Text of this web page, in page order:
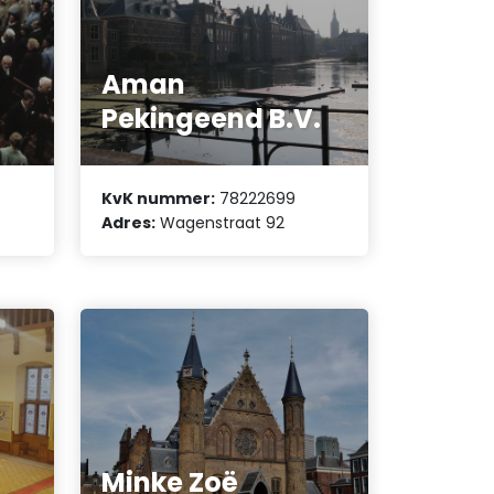
Aman
Pekingeend B.V.
KvK nummer: 78222699
Adres: Wagenstraat 92
Minke Zoë